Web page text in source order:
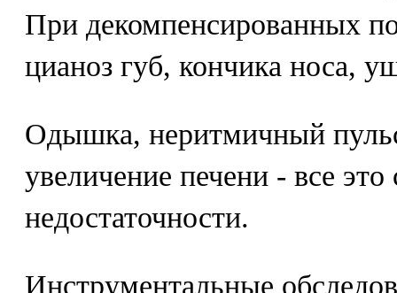
При декомпенсированных
цианоз губ, кончика носа,
Одышка, неритмичный
увеличение печени - все
недостаточности.
Инструментальные